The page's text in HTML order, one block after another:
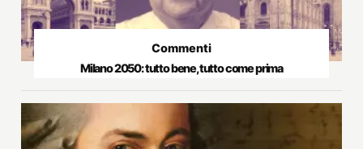
Commenti
Milano 2050: tutto bene, tutto come prima